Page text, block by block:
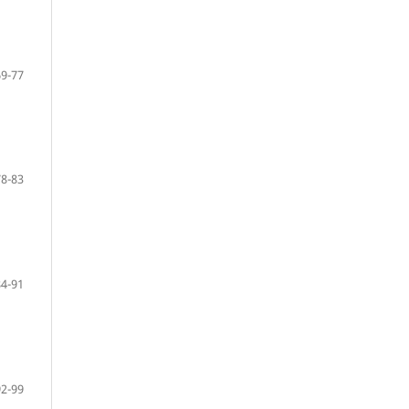
77
83
91
99